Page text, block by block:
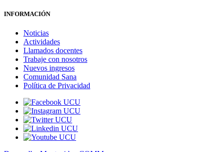
INFORMACIÓN
Noticias
Actividades
Llamados docentes
Trabaje con nosotros
Nuevos ingresos
Comunidad Sana
Política de Privacidad